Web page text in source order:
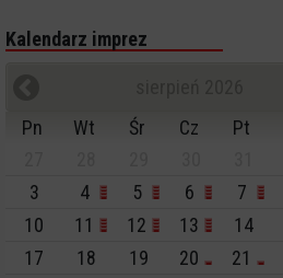
Kalendarz imprez
Pn
Wt Śr Cz Pt
3
4 5 6 7
10
11 12 13 14
17
18 19 20 21